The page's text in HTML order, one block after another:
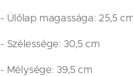
- Ülőlap magassága: 25,5
- Szélessége: 30,5 cm
- Mélysége: 39,5 cm